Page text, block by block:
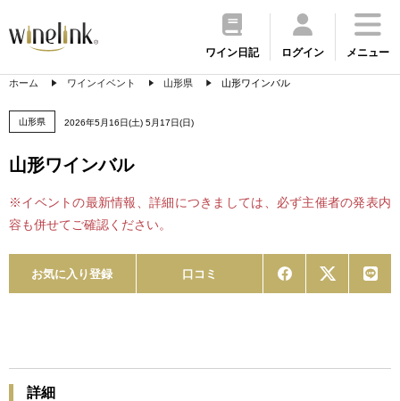
ワイン日記 ログイン メニュー
ホーム ワインイベント 山形県 山形ワインバル
山形県 2026年5月16日(土) 5月17日(日)
山形ワインバル
※イベントの最新情報、詳細につきましては、必ず主催者の発表内
容も併せてご確認ください。
お気に入り登録 口コミ
詳細